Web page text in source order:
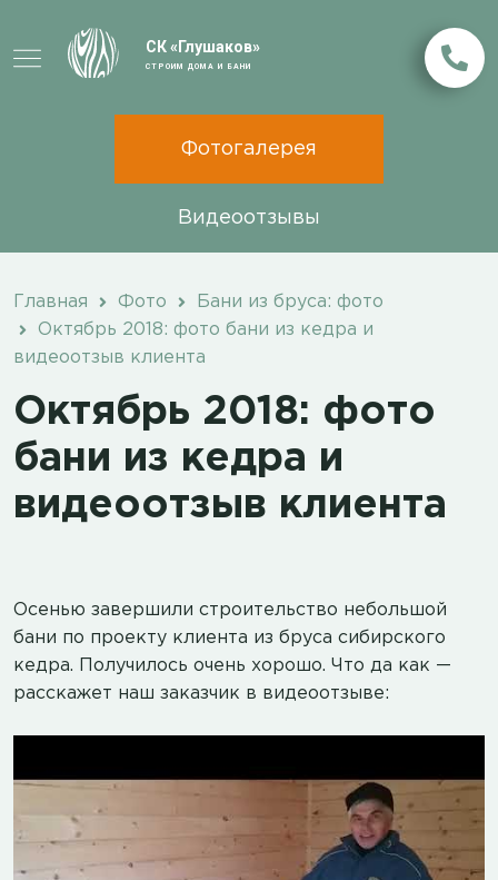
СК «Глушаков»
СТРОИМ ДОМА И БАНИ
Фотогалерея
Видеоотзывы
Главная Фото
Бани из бруса: фото
Октябрь 2018: фото бани из кедра и
видеоотзыв клиента
Октябрь 2018: фото
бани из кедра и
видеоотзыв клиента
Осенью завершили строительство небольшой
бани по проекту клиента из бруса сибирского
кедра. Получилось очень хорошо. Что да как —
расскажет наш заказчик в видеоотзыве: